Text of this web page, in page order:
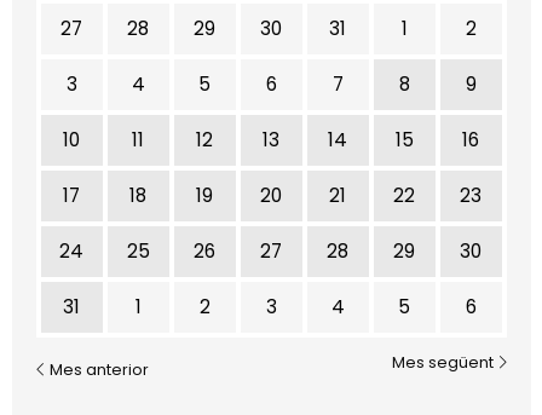
No hi ha cap activitat aquest mes
27 28 29 30 31 1 2
3 4 5 6 7 8 9
10 11 12 13 14 15 16
17 18 19 20 21 22 23
24 25 26 27 28 29 30
31 1 2 3 4 5 6
Mes anterior Mes següent